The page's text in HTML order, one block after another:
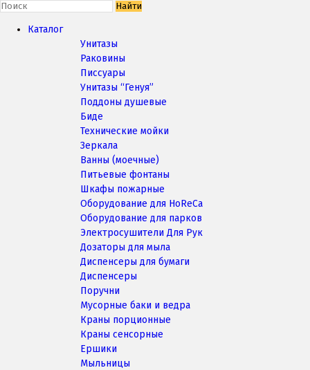
Найти
Каталог
Унитазы
Раковины
Писсуары
Унитазы “Генуя”
Поддоны душевые
Биде
Технические мойки
Зеркала
Ванны (моечные)
Питьевые фонтаны
Шкафы пожарные
Оборудование для HoReCa
Оборудование для парков
Электросушители Для Рук
Дозаторы для мыла
Диспенсеры для бумаги
Диспенсеры
Поручни
Мусорные баки и ведра
Краны порционные
Краны сенсорные
Ершики
Мыльницы